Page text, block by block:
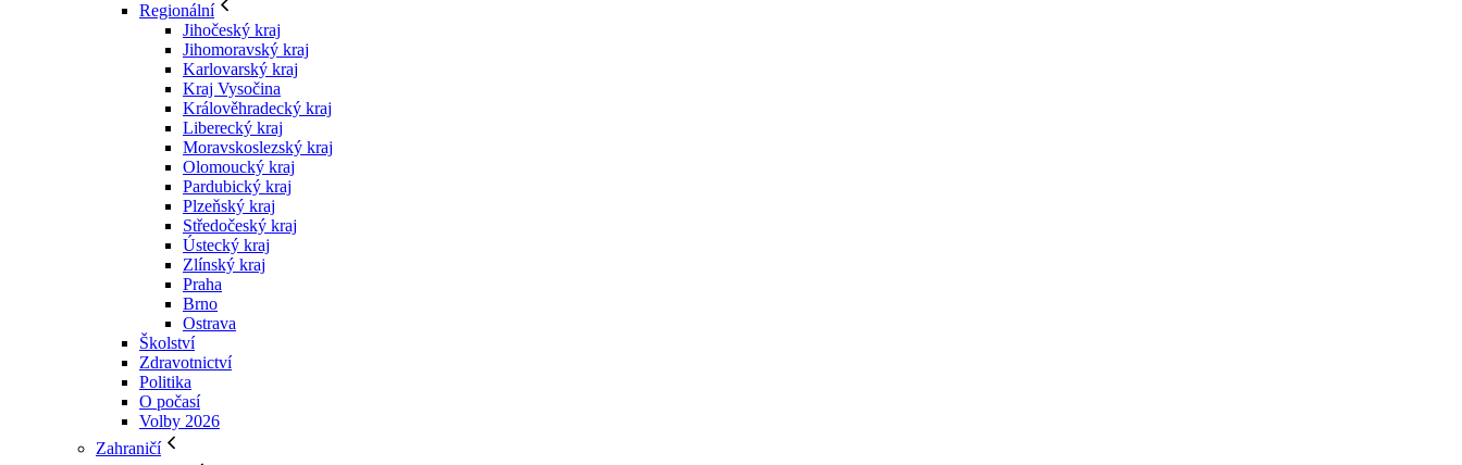
Regionální
Jihočeský kraj
Jihomoravský kraj
Karlovarský kraj
Kraj Vysočina
Králověhradecký kraj
Liberecký kraj
Moravskoslezský kraj
Olomoucký kraj
Pardubický kraj
Plzeňský kraj
Středočeský kraj
Ústecký kraj
Zlínský kraj
Praha
Brno
Ostrava
Školství
Zdravotnictví
Politika
O počasí
Volby 2026
Zahraničí